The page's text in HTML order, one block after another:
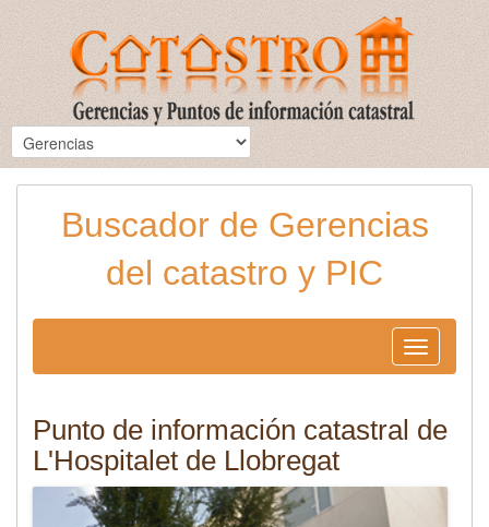
Buscador de Gerencias
del catastro y PIC
Toggle
navigation
Punto de información catastral de
L'Hospitalet de Llobregat